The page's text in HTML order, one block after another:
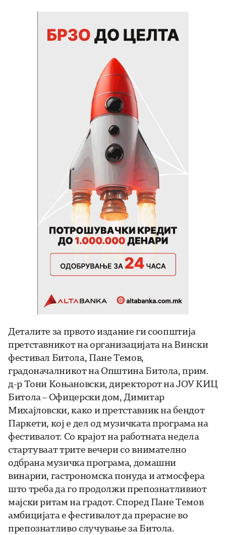
Деталите за првото издание ги соопштија
претставникот на организацијата на Вински
фестивал Битола, Пане Темов,
градоначалникот на Општина Битола, прим.
д-р Тони Коњановски, директорот на ЈОУ КИЦ
Битола – Офицерски дом, Димитар
Михајловски, како и претставник на бендот
Паркети, кој е дел од музичката програма на
фестивалот. Со крајот на работната недела
стартуваат трите вечери со внимателно
одбрана музичка програма, домашни
винарии, гастрономска понуда и атмосфера
што треба да го продолжи препознатливиот
мајски ритам на градот. Според Пане Темов
амбицијата е фестивалот да прерасне во
препознатливо случување за Битола.